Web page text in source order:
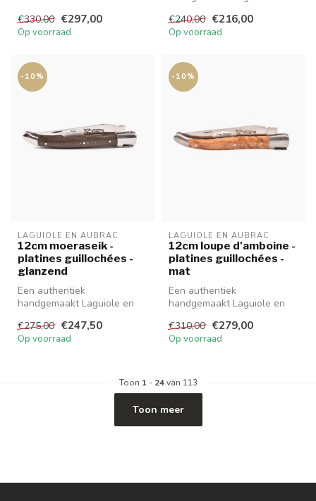
€330,00 €297,00
Op voorraad
kwaliteit met prachti...
€240,00 €216,00
Op voorraad
-10%
LAGUIOLE EN AUBRAC
12cm moeraseik -
platines guillochées -
glanzend
Een authentiek
handgemaakt Laguiole en
kwaliteit met prachti...
€275,00 €247,50
Op voorraad
-10%
LAGUIOLE EN AUBRAC
12cm loupe d'amboine -
platines guillochées -
mat
Een authentiek
handgemaakt Laguiole en
kwaliteit met prachti...
€310,00 €279,00
Op voorraad
Toon 1- 24van 113
Toon meer